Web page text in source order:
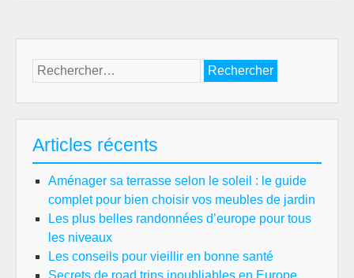
les
:
Rechercher :
Articles récents
Aménager sa terrasse selon le soleil : le guide
complet pour bien choisir vos meubles de jardin
Les plus belles randonnées d’europe pour tous
les niveaux
Les conseils pour vieillir en bonne santé
Secrets de road trips inoubliables en Europe